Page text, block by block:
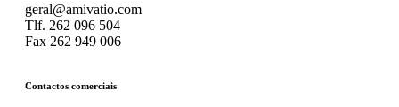
geral@amivatio.com
Tlf. 262 096 504
Fax 262 949 006
Contactos comerciais